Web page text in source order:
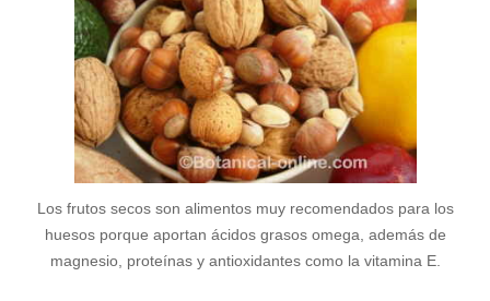
Los frutos secos son alimentos muy recomendados para los
huesos porque aportan ácidos grasos omega, además de
magnesio, proteínas y antioxidantes como la vitamina E.